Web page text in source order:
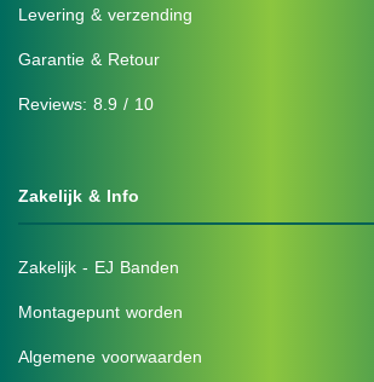
Levering & verzending
Garantie & Retour
Reviews: 8.9 / 10
Zakelijk & Info
Zakelijk - EJ Banden
Montagepunt worden
Algemene voorwaarden